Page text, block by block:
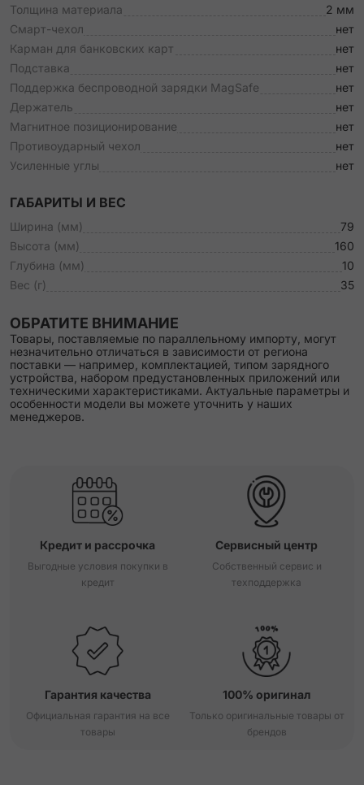
Толщина материала
2 мм
Смарт-чехол
нет
Карман для банковских карт
нет
Подставка
нет
Поддержка беспроводной зарядки MagSafe
нет
Держатель
нет
Магнитное позиционирование
нет
Противоударный чехол
нет
Усиленные углы
нет
ГАБАРИТЫ И ВЕС
Ширина (мм)
79
Высота (мм)
160
Глубина (мм)
10
Вес (г)
35
ОБРАТИТЕ ВНИМАНИЕ
Товары, поставляемые по параллельному импорту, могут
незначительно отличаться в зависимости от региона
поставки — например, комплектацией, типом зарядного
устройства, набором предустановленных приложений или
техническими характеристиками. Актуальные параметры и
особенности модели вы можете уточнить у наших
менеджеров.
Кредит и рассрочка
Выгодные условия покупки в
кредит
Сервисный центр
Собственный сервис и
техподдержка
Гарантия качества
Официальная гарантия на все
товары
100% оригинал
Только оригинальные товары от
брендов